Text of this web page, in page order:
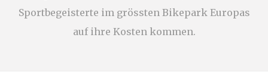
performance and
experience
Sportbegeisterte im grössten Bikepark Europas
auf ihre Kosten kommen.